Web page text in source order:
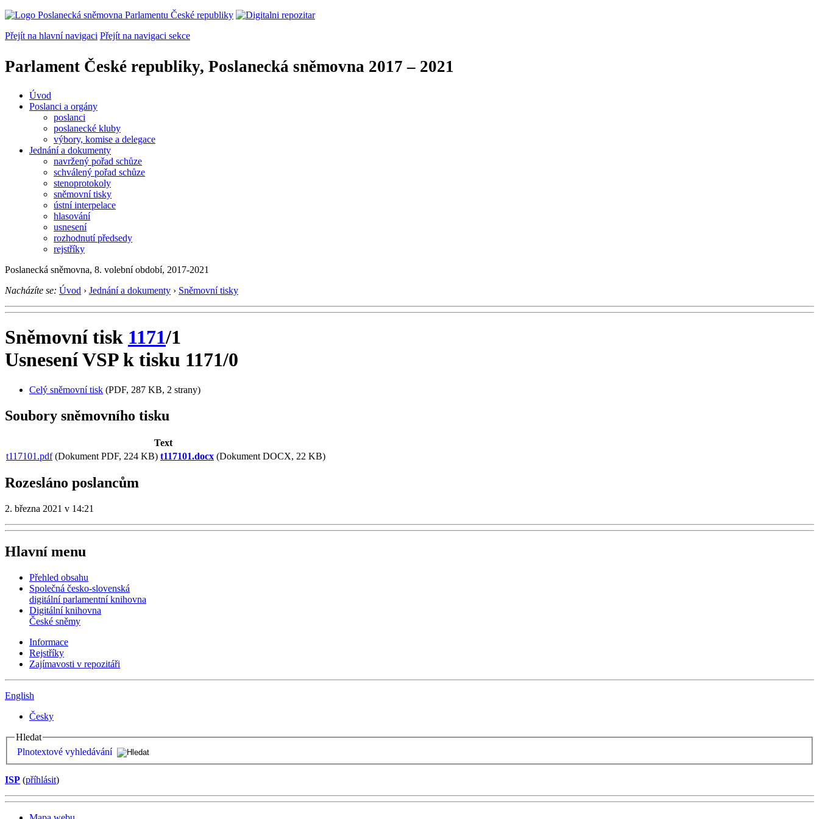
Přejít na hlavní navigaci Přejít na navigaci sekce
Parlament České republiky, Poslanecká sněmovna 2017 – 2021
Úvod
Poslanci a orgány
poslanci
poslanecké kluby
výbory, komise a delegace
Jednání a dokumenty
navržený pořad schůze
schválený pořad schůze
stenoprotokoly
sněmovní tisky
ústní interpelace
hlasování
usnesení
rozhodnutí předsedy
rejstříky
Poslanecká sněmovna, 8. volební období, 2017-2021
Nacházíte se: Úvod › Jednání a dokumenty › Sněmovní tisky
Sněmovní tisk 1171/1
Usnesení VSP k tisku 1171/0
Celý sněmovní tisk (PDF, 287 KB, 2 strany)
Soubory sněmovního tisku
Text
t117101.pdf(Dokument PDF, 224 KB) t117101.docx (Dokument DOCX, 22 KB)
Rozesláno poslancům
2. března 2021 v 14:21
Hlavní menu
Přehled obsahu
Společná česko-slovenská
digitální parlamentní knihovna
Digitální knihovna
České sněmy
Informace
Rejstříky
Zajímavosti v repozitáři
English
Česky
Hledat
Plnotextové vyhledávání
ISP (příhlásit)